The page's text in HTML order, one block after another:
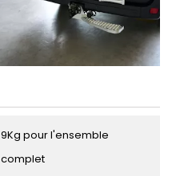
9Kg pour l'ensemble
complet